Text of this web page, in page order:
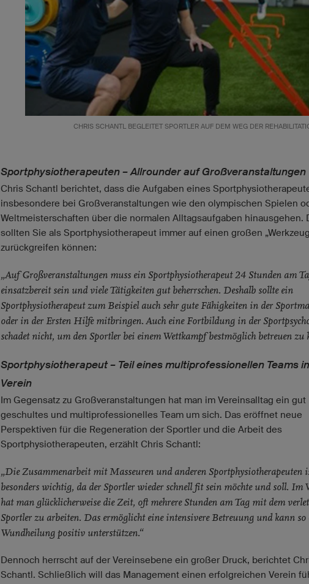
CHRIS SCHANTL BEGLEITET SPORTLER AUF DEM WEG DER
Sportphysiotherapeuten – Allrounder auf Großveranstaltungen
Chris Schantl berichtet, dass die Aufgaben eines
insbesondere bei Großveranstaltungen wie den olympischen Spielen
Weltmeisterschaften über die normalen Alltagsaufgaben hinausgehen.
sollten Sie als Sportphysiotherapeut immer auf einen großen
zurückgreifen können:
„Auf Großveranstaltungen muss ein Sportphysiotherapeut 24 Stunden am
einsatzbereit sein und viele Tätigkeiten gut beherrschen. Deshalb sollte ein
Sportphysiotherapeut zum Beispiel auch sehr gute Fähigkeiten in der
oder in der Ersten Hilfe mitbringen. Auch eine Fortbildung in der
schadet nicht, um den Sportler bei einem Wettkampf bestmöglich betreuen zu
Sportphysiotherapeut – Teil eines multiprofessionellen Teams
Verein
Im Gegensatz zu Großveranstaltungen hat man im Vereinsalltag ein gut
geschultes und multiprofessionelles Team um sich. Das eröffnet neue
Perspektiven für die Regeneration der Sportler und die Arbeit des
Sportphysiotherapeuten, erzählt Chris Schantl:
„Die Zusammenarbeit mit Masseuren und anderen Sportphysiotherapeuten
besonders wichtig, da der Sportler wieder schnell fit sein möchte und soll. Im
hat man glücklicherweise die Zeit, oft mehrere Stunden am Tag mit dem
Sportler zu arbeiten. Das ermöglicht eine intensivere Betreuung und kann so
Wundheilung positiv unterstützen.“
Dennoch herrscht auf der Vereinsebene ein großer Druck, berichtet
Schantl. Schließlich will das Management einen erfolgreichen Verein